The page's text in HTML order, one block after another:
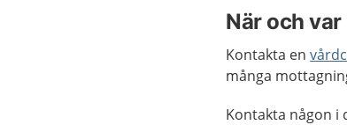
När och
Kontakta en
många
Kontakta någon i